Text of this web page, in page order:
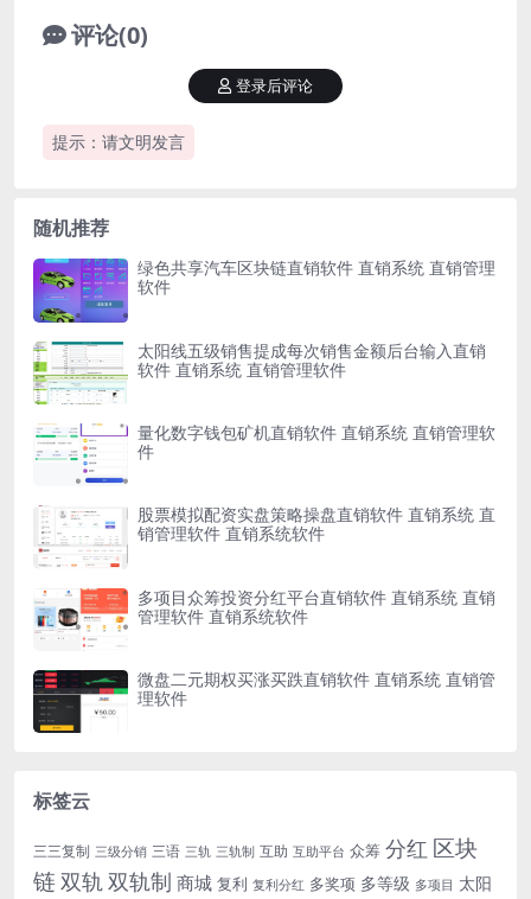
评论(0)
提示：请文明发言
登录后评论
随机推荐
绿色共享汽车区块链直销软件 直销系统 直销管理
软件
太阳线五级销售提成每次销售金额后台输入直销
软件 直销系统 直销管理软件
量化数字钱包矿机直销软件 直销系统 直销管理软
件
股票模拟配资实盘策略操盘直销软件 直销系统 直
销管理软件 直销系统软件
多项目众筹投资分红平台直销软件 直销系统 直销
管理软件 直销系统软件
微盘二元期权买涨买跌直销软件 直销系统 直销管
理软件
标签云
三三复制 三级分销 三语 三轨 三轨制 互助 互助平台 众筹 分红 区块
链双轨双轨制 商城 复利 复利分红 多奖项 多等级 多项目 太阳